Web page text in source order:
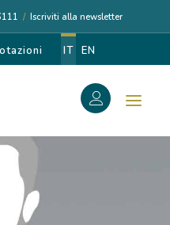
/ Iscriviti alla newsletter
IT EN